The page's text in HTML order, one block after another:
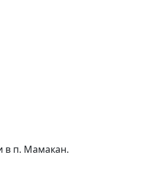
в п. Мамакан.